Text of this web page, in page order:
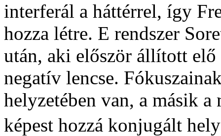
interferál a háttérrel, így
hozza létre. E rendszer
után, aki először állított
negatív lencse.
helyzetében van, a másik
képest hozzá konjugált